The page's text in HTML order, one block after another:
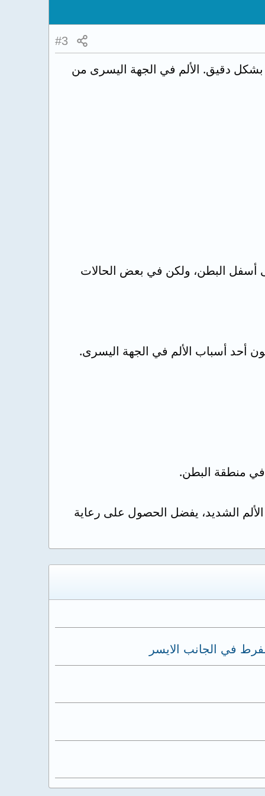
#3
دقيق. الألم في الجهة اليسرى من
أسفل البطن، ولكن في بعض الحالات
أحد أسباب الألم في الجهة اليسرى.
في منطقة البطن.
الشديد، يفضل الحصول على رعاية
في الجانب الايسر